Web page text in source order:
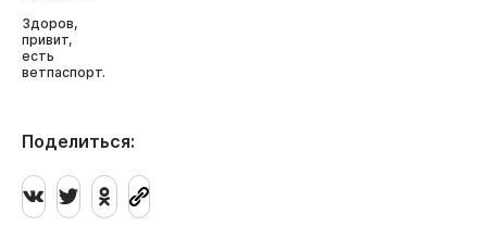
Здоров,
привит,
есть
ветпаспорт.
Поделиться: